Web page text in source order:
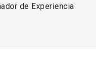
de Experiencia